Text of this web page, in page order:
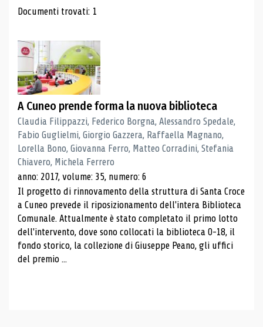
Risultati di ricerca
Documenti trovati: 1
A Cuneo prende forma la nuova biblioteca
Claudia Filippazzi, Federico Borgna, Alessandro Spedale,
Fabio Guglielmi, Giorgio Gazzera, Raffaella Magnano,
Lorella Bono, Giovanna Ferro, Matteo Corradini, Stefania
Chiavero, Michela Ferrero
anno: 2017, volume: 35, numero: 6
Il progetto di rinnovamento della struttura di Santa Croce
a Cuneo prevede il riposizionamento dell'intera Biblioteca
Comunale. Attualmente è stato completato il primo lotto
dell'intervento, dove sono collocati la biblioteca 0-18, il
fondo storico, la collezione di Giuseppe Peano, gli uffici
del premio ...